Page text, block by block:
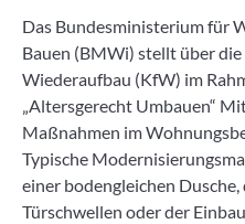
Das Bundesministerium für
Bauen (BMWi) stellt über
Wiederaufbau (KfW) im
„Altersgerecht Umbauen“
Maßnahmen im
Typische
einer bodengleichen
Türschwellen oder der